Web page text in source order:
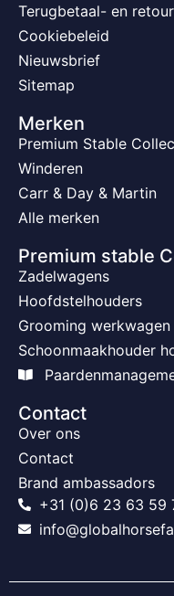
Terugbetaal- en
Cookiebeleid
Nieuwsbrief
Sitemap
Merken
Premium Stable
Winderen
Carr & Day & Martin
Alle merken
Premium stable
Zadelwagens
Hoofdstelhouders
Grooming werkwagen
Schoonmaakhouder
Contact
Over ons
Contact
Brand ambassadors
+31 (0)6 23 63 59